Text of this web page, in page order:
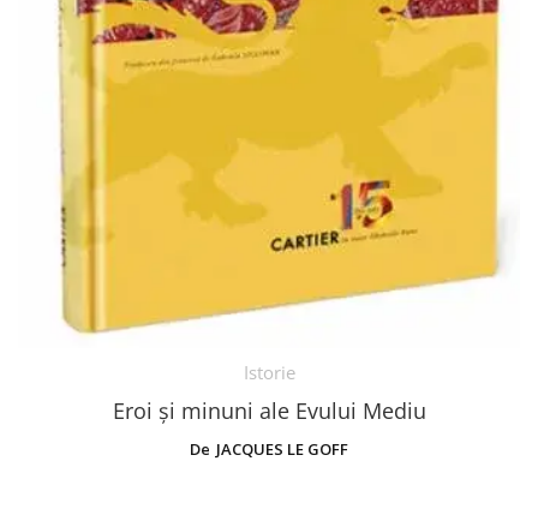
Eroi și minuni ale Evului Mediu
Istorie
De JACQUES LE GOFF